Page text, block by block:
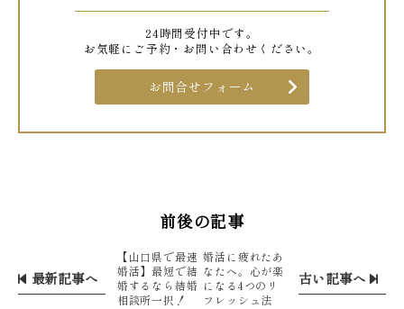
24時間受付中です。
お気軽にご予約・お問い合わせください。
お問合せフォーム
前後の記事
最新記事へ
【山口県で最速
婚活】最短で結
婚するなら結婚
相談所一択！
古い記事へ
婚活に疲れたあ
なたへ。心が楽
になる4つのリ
フレッシュ法